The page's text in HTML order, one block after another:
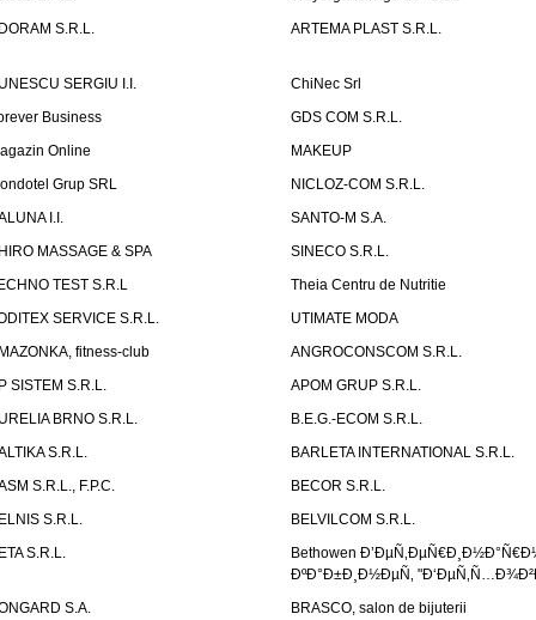
S.R.L.
ARTEMA PLAST S.R.L.
SERGIU I.I.
ChiNec Srl
Business
GDS COM S.R.L.
Online
MAKEUP
Grup SRL
NICLOZ-COM S.R.L.
I.I.
SANTO-M S.A.
MASSAGE & SPA
SINECO S.R.L.
TEST S.R.L
Theia Centru de Nutritie
SERVICE S.R.L.
UTIMATE MODA
fitness-club
ANGROCONSCOM S.R.L.
SISTEM S.R.L.
APOM GRUP S.R.L.
BRNO S.R.L.
B.E.G.-ECOM S.R.L.
S.R.L.
BARLETA INTERNATIONAL S.R.L.
S.R.L., F.P.C.
BECOR S.R.L.
S.R.L.
BELVILCOM S.R.L.
S.R.L.
Bethowen
ÐºÐ°Ð±Ð¸Ð½ÐµÑ‚
S.A.
BRASCO, salon de bijuterii